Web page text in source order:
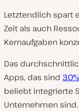
Letztendlich spart
Zeit als auch
Kernaufgaben
Das
Apps, das sind
beliebt integrierte
Unternehmen sind.